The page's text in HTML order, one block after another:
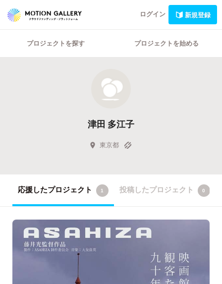
ログイン 新規登録
プロジェクトを探す プロジェクトを始める
津田 多江子
東京都
応援したプロジェクト 1 投稿したプロジェクト 0